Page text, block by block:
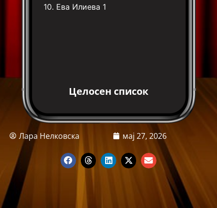
10. Ева Илиева 1
Целосен список
Лара Нелковска мај 27, 2026